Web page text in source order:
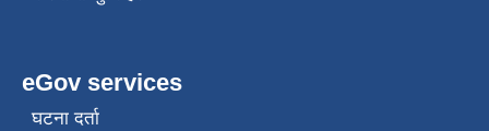
eGov services
घटना दर्ता